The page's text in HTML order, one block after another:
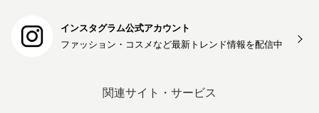
インスタグラム公式アカウント
ファッション・コスメなど最新トレンド情報を配信中
関連サイト・サービス